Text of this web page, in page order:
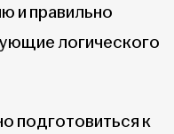
и правильно
логического
подготовиться к